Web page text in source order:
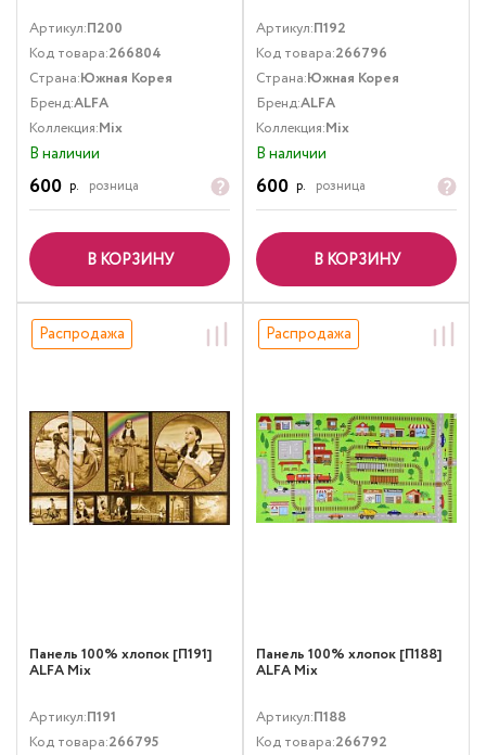
Артикул:П200
Код товара:266804
Страна:Южная Корея
Бренд:ALFA
Коллекция:Mix
В наличии
600 р. розница
В КОРЗИНУ
Артикул:П192
Код товара:266796
Страна:Южная Корея
Бренд:ALFA
Коллекция:Mix
В наличии
600 р. розница
В КОРЗИНУ
Распродажа
Панель 100% хлопок [П191]
ALFA Mix
Артикул:П191
Код товара:266795
Распродажа
Панель 100% хлопок [П188]
ALFA Mix
Артикул:П188
Код товара:266792